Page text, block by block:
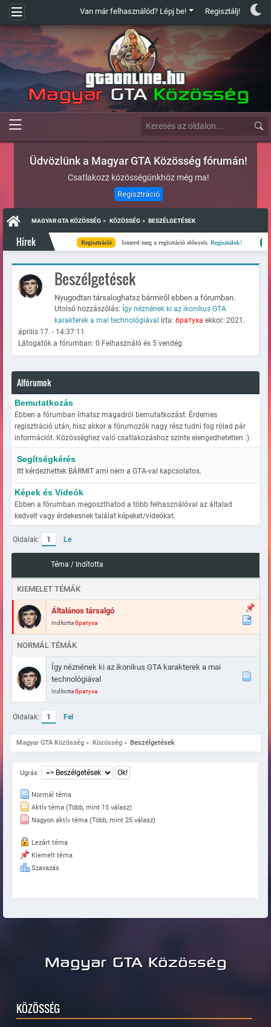
Van már felhasználód? Lépj be! Regisztálj!
Üdvözlünk a Magyar GTA Közösség fórumán!
Csatlakozz közösségünkhöz még ma!
Regisztráció
MAGYAR GTA KÖZÖSSÉG » KÖZÖSSÉG » BESZÉLGETÉSEK
Hírek Regisztráció Ismerd meg a regisztáció előnyeit.Regisztálok! Kész
Beszélgetések
Nyugodtan társaloghatsz bármiről ebben a fórumban.
Utolsó hozzászólás: Így néznének ki az ikonikus GTA
karakterek a mai technológiával írta: братуха ekkor: 2021.
április 17. - 14:37:11
Látogatók a fórumban: 0 Felhasználó és 5 vendég
Alfórumok
Bemutatkozás
Ebben a fórumban írhatsz magadról bemutatkozást. Érdemes
regisztráció után, hisz akkor a fórumozók nagy rész tudni fog rólad pár
információt. Közösséghez való csatlakozáshoz szinte elengedhetetlen :)
Segítségkérés
Itt kérdezhettek BÁRMIT ami nem a GTA-val kapcsolatos.
Képek és Videók
Ebben a fórumban megoszthatod a több felhasználóval az általad
kedvelt vagy érdekesnek találat képeket/videókat.
Oldalak: 1 Le
Téma / Indította
KIEMELET TÉMÁK
Általános társalgó
Indítottaбратуха
NORMÁL TÉMÁK
Így néznének ki az ikonikus GTA karakterek a mai
technológiával
Indítottaбратуха
Oldalak: 1 Fel
Magyar GTA Közösség » Közösség » Beszélgetések
Ugrás:
Normál téma
Aktív téma (Több, mint 15 válasz)
Nagyon aktív téma (Több, mint 25 válasz)
Lezárt téma
Kiemelt téma
Szavazás
Magyar GTA Közösség
KÖZÖSSÉG